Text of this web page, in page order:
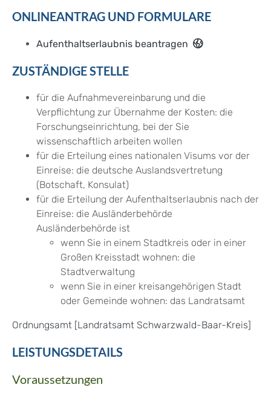
ONLINEANTRAG UND FORMULARE
Aufenthaltserlaubnis beantragen
ZUSTÄNDIGE STELLE
für die Aufnahmevereinbarung und die
Verpflichtung zur Übernahme der Kosten: die
Forschungseinrichtung, bei der Sie
wissenschaftlich arbeiten wollen
für die Erteilung eines nationalen Visums vor der
Einreise: die deutsche Auslandsvertretung
(Botschaft, Konsulat)
für die Erteilung der Aufenthaltserlaubnis nach der
Einreise: die Ausländerbehörde
Ausländerbehörde ist
wenn Sie in einem Stadtkreis oder in einer
Großen Kreisstadt wohnen: die
Stadtverwaltung
wenn Sie in einer kreisangehörigen Stadt
oder Gemeinde wohnen: das Landratsamt
Ordnungsamt [Landratsamt Schwarzwald-Baar-Kreis]
LEISTUNGSDETAILS
Voraussetzungen